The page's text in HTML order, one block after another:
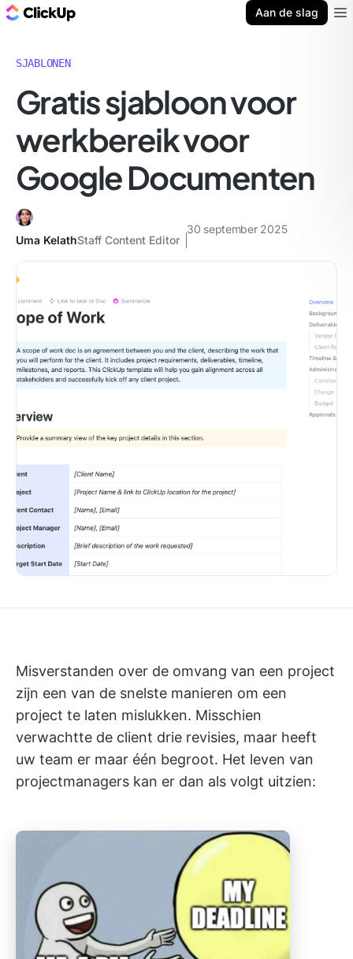
Aan de slag
SJABLONEN
Gratis sjabloon voor
werkbereik voor
Google Documenten
Uma KelathStaff Content Editor
30 september 2025
Misverstanden over de omvang van een project
zijn een van de snelste manieren om een
project te laten mislukken. Misschien
verwachtte de client drie revisies, maar heeft
uw team er maar één begroot. Het leven van
projectmanagers kan er dan als volgt uitzien: